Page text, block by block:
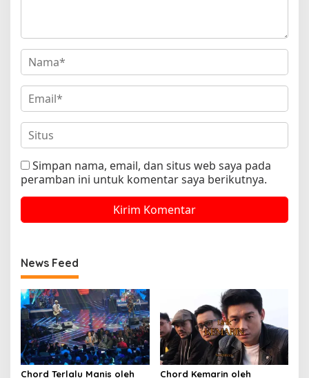
Simpan nama, email, dan situs web saya pada
peramban ini untuk komentar saya berikutnya.
News Feed
Chord Terlalu Manis oleh Chord Kemarin oleh